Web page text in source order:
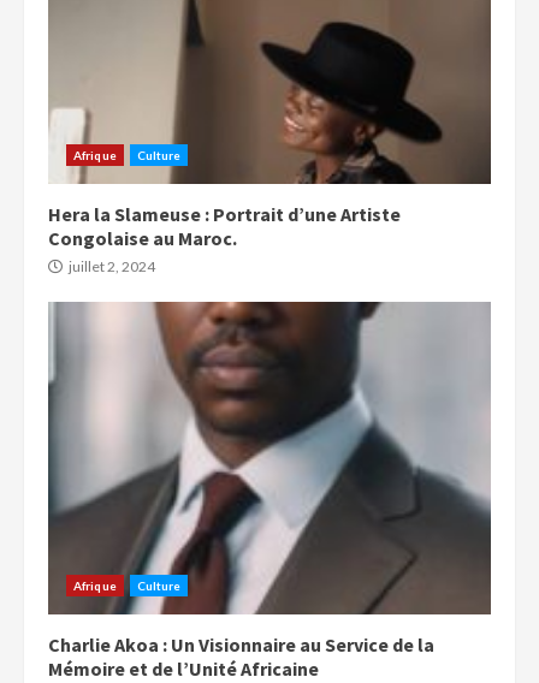
Afrique Culture
Hera la Slameuse : Portrait d’une Artiste
Congolaise au Maroc.
juillet 2, 2024
Afrique Culture
Charlie Akoa : Un Visionnaire au Service de la
Mémoire et de l’Unité Africaine